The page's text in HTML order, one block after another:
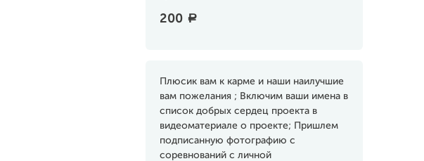
200 a
Плюсик вам к карме и наши наилучшие
вам пожелания ; Включим ваши имена в
список добрых сердец проекта в
видеоматериале о проекте; Пришлем
подписанную фотографию с
соревнований с личной